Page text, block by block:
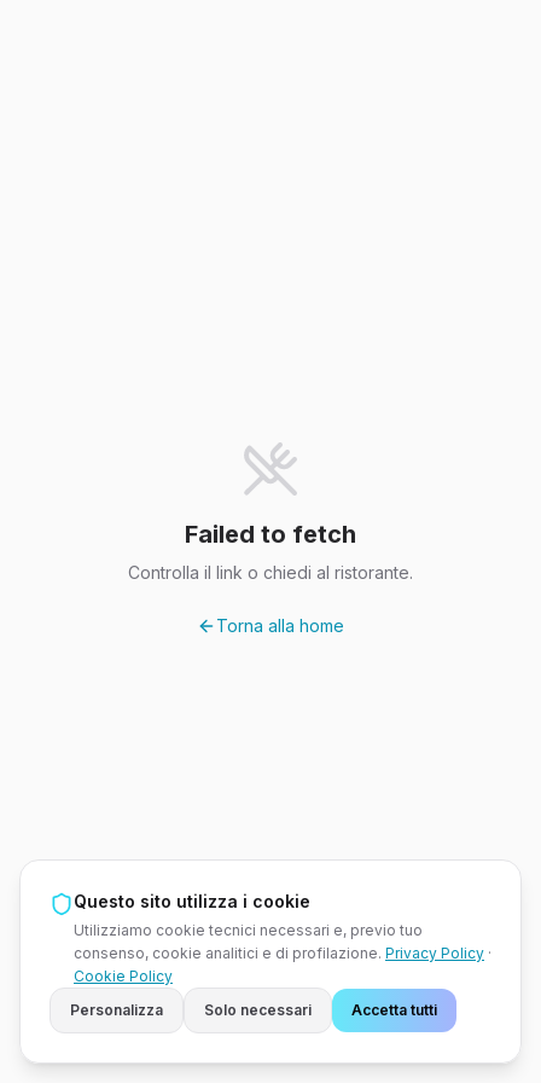
Failed to fetch
Controlla il link o chiedi al ristorante.
Torna alla home
Questo sito utilizza i cookie
Utilizziamo cookie tecnici necessari e, previo tuo
consenso, cookie analitici e di profilazione. Privacy Policy ·
Cookie Policy
Personalizza
Solo necessari Accetta tutti